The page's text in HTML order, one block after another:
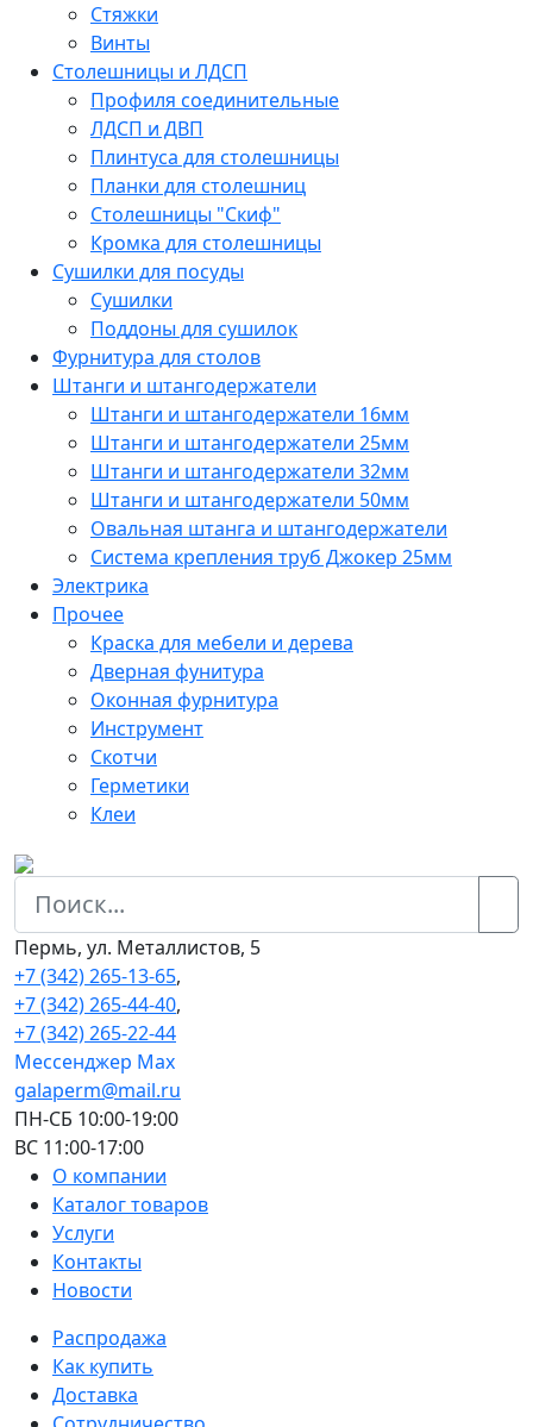
Стяжки
Винты
Столешницы и ЛДСП
Профиля соединительные
ЛДСП и ДВП
Плинтуса для столешницы
Планки для столешниц
Столешницы "Скиф"
Кромка для столешницы
Сушилки для посуды
Сушилки
Поддоны для сушилок
Фурнитура для столов
Штанги и штангодержатели
Штанги и штангодержатели 16мм
Штанги и штангодержатели 25мм
Штанги и штангодержатели 32мм
Штанги и штангодержатели 50мм
Овальная штанга и штангодержатели
Система крепления труб Джокер 25мм
Электрика
Прочее
Краска для мебели и дерева
Дверная фунитура
Оконная фурнитура
Инструмент
Скотчи
Герметики
Клеи
Пермь, ул. Металлистов, 5
+7 (342) 265-13-65,
+7 (342) 265-44-40,
+7 (342) 265-22-44
Мессенджер Мах
galaperm@mail.ru
ПН-СБ 10:00-19:00
ВС 11:00-17:00
О компании
Каталог товаров
Услуги
Контакты
Новости
Распродажа
Как купить
Доставка